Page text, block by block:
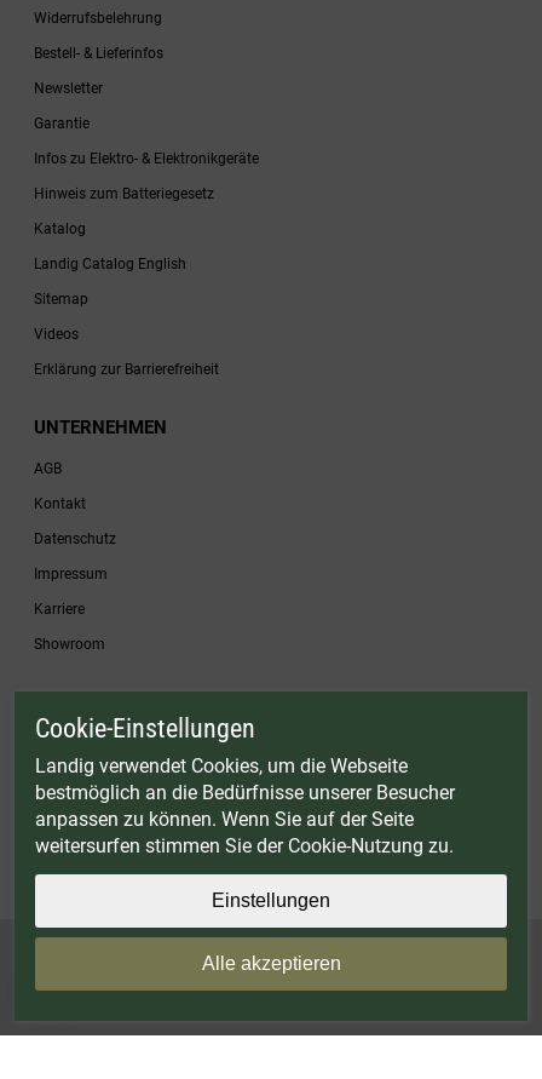
Widerrufsbelehrung
Bestell- & Lieferinfos
Newsletter
Garantie
Infos zu Elektro- & Elektronikgeräte
Hinweis zum Batteriegesetz
Katalog
Landig Catalog English
Sitemap
Videos
Erklärung zur Barrierefreiheit
UNTERNEHMEN
AGB
Kontakt
Datenschutz
Impressum
Karriere
Showroom
* Gültig bis einschließlich 17.08.2026. Keine Barauszahlung möglich. Nicht mit
Zubehörartikel. Nicht einlösbar auf bereits rabattierte Sets.
© Landig 1982-2026 (44 Jahre Qualität)
Alle Preise inkl. gesetzl. Mehrwertsteuer, zuzüglich Versandkosten
Weitere Marken oder Shops der Landig + Lava GmbH & Co. KG: LAVA - Vakuumiergeräte
DRY AGER - Reifeschränke|VIESSMANN - Kühlzellen
Cookie-Einstellungen
Landig verwendet Cookies, um die Webseite
bestmöglich an die Bedürfnisse unserer Besucher
anpassen zu können. Wenn Sie auf der Seite
weitersurfen stimmen Sie der Cookie-Nutzung zu.
Einstellungen
Alle akzeptieren